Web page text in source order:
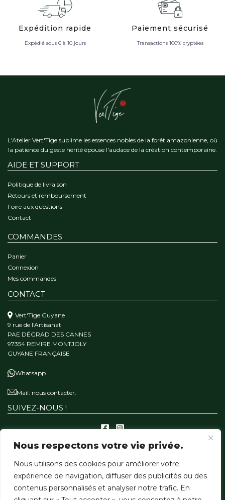
Nous respectons votre vie privée.
Nous utilisons des cookies pour améliorer votre
expérience de navigation, diffuser des publicités ou des
contenus personnalisés et analyser notre trafic. En
Expédition rapide
Expédié sous 6 à 10 jours
Paiement sécurisé
Transactions 100% cryptées
L'Atelier Vert'Tige sublime les essences nobles de la forêt amazonienne, où
la patience du geste hérité épouse l'audace de la création contemporaine.
AIDE ET SUPPORT
Politique de livraison
Retours et remboursement
Foire aux questions
Contact
COMMANDES
Panier
Connexion
Mes commandes
CONTACT
Vert'Tige Guyane
9 rue de l'Artisanat
PAE DÉGRAD DES CANNES
97354 REMIRE MONTJOLY
GUYANE FRANÇAISE
Whatsapp
Mail: nous contacter.
SUIVEZ-NOUS !
A PROPOS
Notre mission
Nos matériaux